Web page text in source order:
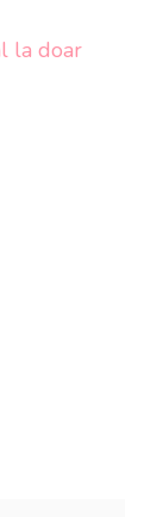
la doar